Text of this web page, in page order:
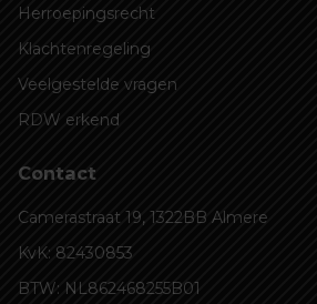
Herroepingsrecht
Klachtenregeling
Veelgestelde vragen
RDW erkend
Contact
Camerastraat 19, 1322BB Almere
KvK: 82430853
BTW: NL862468255B01